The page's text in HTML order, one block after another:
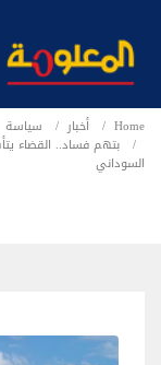
Home أخبار
سياسة
بتهم فساد.. القضاء
السوداني